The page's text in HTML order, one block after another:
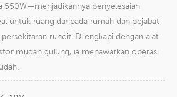
550W—menjadikannya penyelesaian
untuk ruang daripada rumah dan pejabat
runcit. Dilengkapi dengan alat
mudah gulung, ia menawarkan operasi